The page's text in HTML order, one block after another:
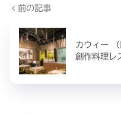
前の記事
カウィー
創作料理レ